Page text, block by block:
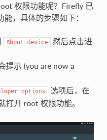
权限功能呢？Firefly 已
，具体的步骤如下：
About device
然后点击进
提示 (you are now a
options
选项后，在
打开 root 权限功能。